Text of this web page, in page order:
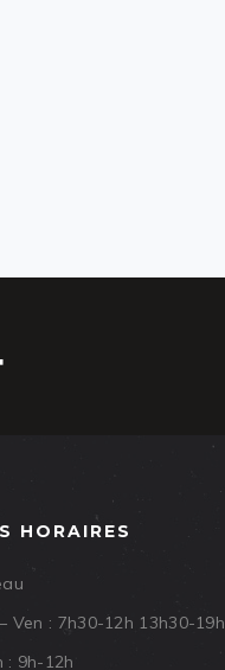
HORAIRES
Ven : 7h30-12h 13h30-19h
: 9h-12h